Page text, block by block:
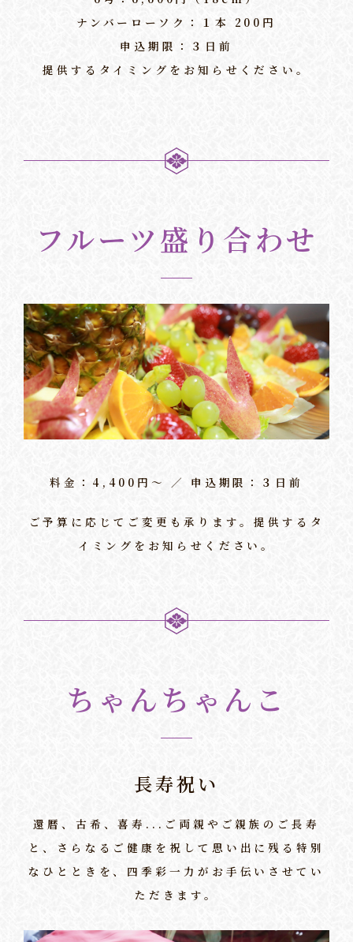
ナンバーローソク：１本 200円
申込期限：３日前
提供するタイミングをお知らせください。
フルーツ盛り合わせ
料金：4,400円〜 ／ 申込期限：３日前
ご予算に応じてご変更も承ります。提供するタ
イミングをお知らせください。
ちゃんちゃんこ
長寿祝い
還暦、古希、喜寿...ご両親やご親族のご長寿
と、さらなるご健康を祝して 思い出に残る特別
なひとときを、四季彩一力がお手伝いさせてい
ただきます。